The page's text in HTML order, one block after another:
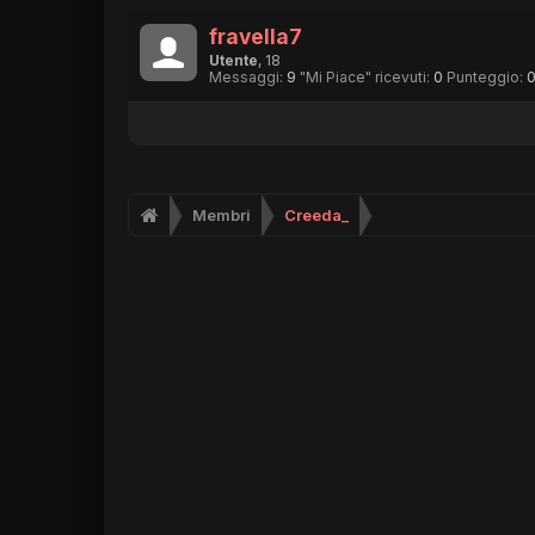
fravella7
Utente, 18
Messaggi: 9 "Mi Piace" ricevuti: 0 Punteggio: 0
Membri Creeda_